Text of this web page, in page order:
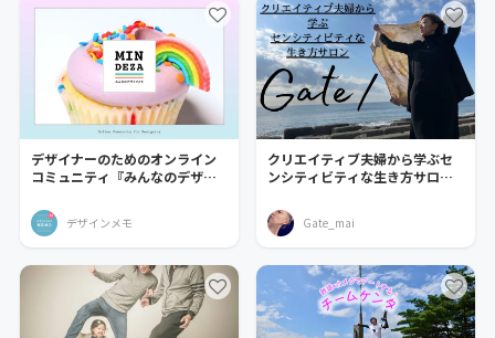
デザイナーのためのオンライン
コミュニティ『みんなのデザイ
デザインメモ
クリエイティブ夫婦から学ぶセ
ンシティビティな生き方サロ
Gate_mai